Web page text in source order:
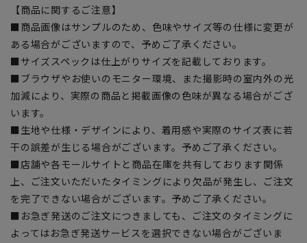
【商品に関するご注意】
■商品画像はサンプルのため、色味やサイズ等の仕様に変更が
ある場合がございますので、予めご了承ください。
■サイズスペックは仕上がりサイズを記載しております。
■ブラウザやお使いのモニター環境、また撮影時の室内外の光
加減により、実際の商品と掲載画像の色味が異なる場合がござ
います。
■生地や仕様・デザインにより、着用感や実際のサイズ表に若
干の誤差が生じる場合がございます。予めご了承ください。
■店舗や各モールサイトと商品在庫を共有しております関係
上、ご注文いただいたタイミングにより欠品が発生し、ご注文
を完了できない場合がございます。予めご了承ください。
■お急ぎ発送のご注文につきましても、ご注文のタイミングに
よってはお急ぎ発送サービスを選択できない場合がございま